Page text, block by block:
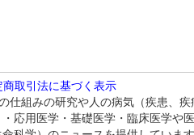
商取引法に基づく表示
組みの研究や人の病気（疾患、
用医学・基礎医学・臨床医学や